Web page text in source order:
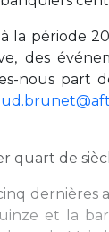
à la période
des
nous part
quart de
dernières
et la